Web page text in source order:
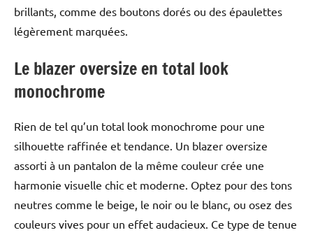
brillants, comme des boutons dorés ou des épaulettes
légèrement marquées.
Le blazer oversize en total look
monochrome
Rien de tel qu’un total look monochrome pour une
silhouette raffinée et tendance. Un blazer oversize
assorti à un pantalon de la même couleur crée une
harmonie visuelle chic et moderne. Optez pour des tons
neutres comme le beige, le noir ou le blanc, ou osez des
couleurs vives pour un effet audacieux. Ce type de tenue